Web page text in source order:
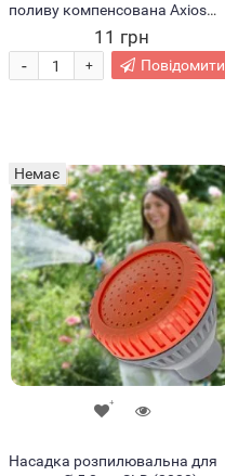
поливу компенсована Axios
витрата 4 л/год, 0,8-3,2 bar
(2020)
11 грн
+
- Повідомити
Немає
Насадка розпилювальна для